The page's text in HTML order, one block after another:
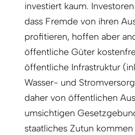
investiert kaum.
dass Fremde von ihren
profitieren, hoffen aber
öffentliche Güter
öffentliche Infrastruktur
Wasser- und
daher von öffentlichen
umsichtigen
staatliches Zutun